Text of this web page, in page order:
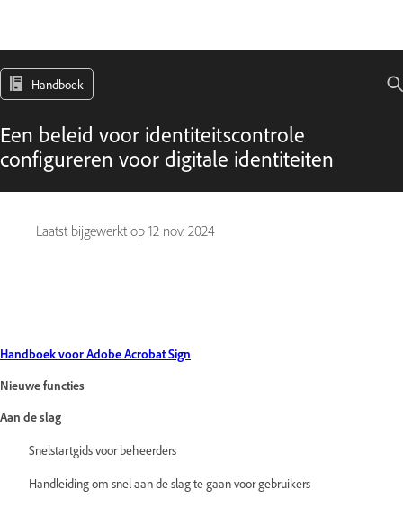
Handboek
Een beleid voor identiteitscontrole
configureren voor digitale identiteiten
Laatst bijgewerkt op 12 nov. 2024
Handboek voor Adobe Acrobat Sign
Nieuwe functies
Aan de slag
Snelstartgids voor beheerders
Handleiding om snel aan de slag te gaan voor gebruikers